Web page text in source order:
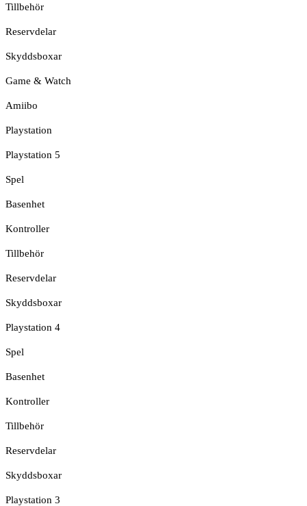
Tillbehör
Reservdelar
Skyddsboxar
Game & Watch
Amiibo
Playstation
Playstation 5
Spel
Basenhet
Kontroller
Tillbehör
Reservdelar
Skyddsboxar
Playstation 4
Spel
Basenhet
Kontroller
Tillbehör
Reservdelar
Skyddsboxar
Playstation 3